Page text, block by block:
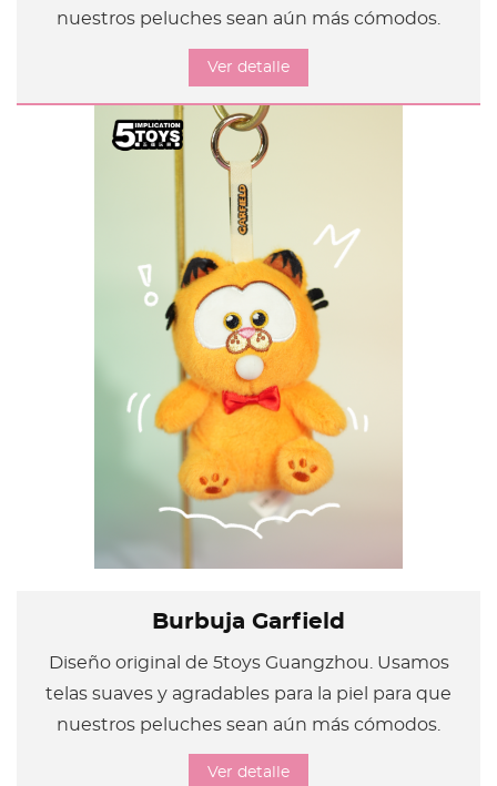
nuestros peluches sean aún más cómodos.
Ver detalle
Burbuja Garfield
Diseño original de 5toys Guangzhou. Usamos
telas suaves y agradables para la piel para que
nuestros peluches sean aún más cómodos.
Ver detalle